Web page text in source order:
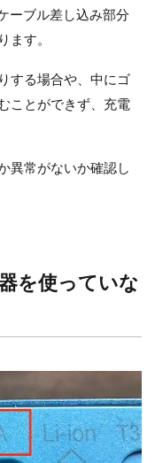
ーブル差し込み部分
ます。
する場合や、中にゴ
ことができず、充電
異常がないか確認し
を使っていな